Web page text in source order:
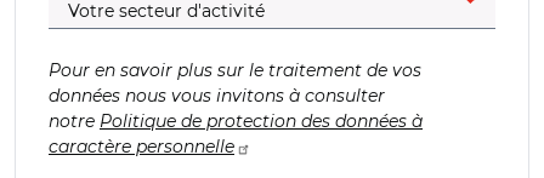
Pour en savoir plus sur le traitement de vos
données nous vous invitons à consulter
notre Politique de protection des données à
caractère personnelle